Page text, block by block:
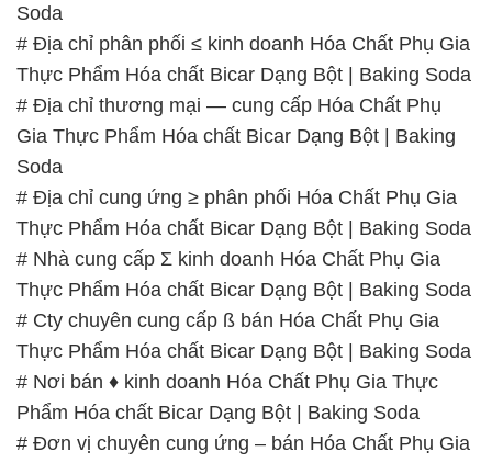
Soda
# Địa chỉ phân phối ≤ kinh doanh Hóa Chất Phụ Gia
Thực Phẩm Hóa chất Bicar Dạng Bột | Baking Soda
# Địa chỉ thương mại — cung cấp Hóa Chất Phụ
Gia Thực Phẩm Hóa chất Bicar Dạng Bột | Baking
Soda
# Địa chỉ cung ứng ≥ phân phối Hóa Chất Phụ Gia
Thực Phẩm Hóa chất Bicar Dạng Bột | Baking Soda
# Nhà cung cấp Σ kinh doanh Hóa Chất Phụ Gia
Thực Phẩm Hóa chất Bicar Dạng Bột | Baking Soda
# Cty chuyên cung cấp ß bán Hóa Chất Phụ Gia
Thực Phẩm Hóa chất Bicar Dạng Bột | Baking Soda
# Nơi bán ♦ kinh doanh Hóa Chất Phụ Gia Thực
Phẩm Hóa chất Bicar Dạng Bột | Baking Soda
# Đơn vị chuyên cung ứng – bán Hóa Chất Phụ Gia